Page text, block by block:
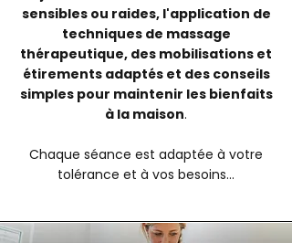
sensibles ou raides, l'application de
techniques de massage
thérapeutique, des mobilisations et
étirements adaptés et des conseils
simples pour maintenir les bienfaits
à la maison.
Chaque séance est adaptée à votre
tolérance et à vos besoins...